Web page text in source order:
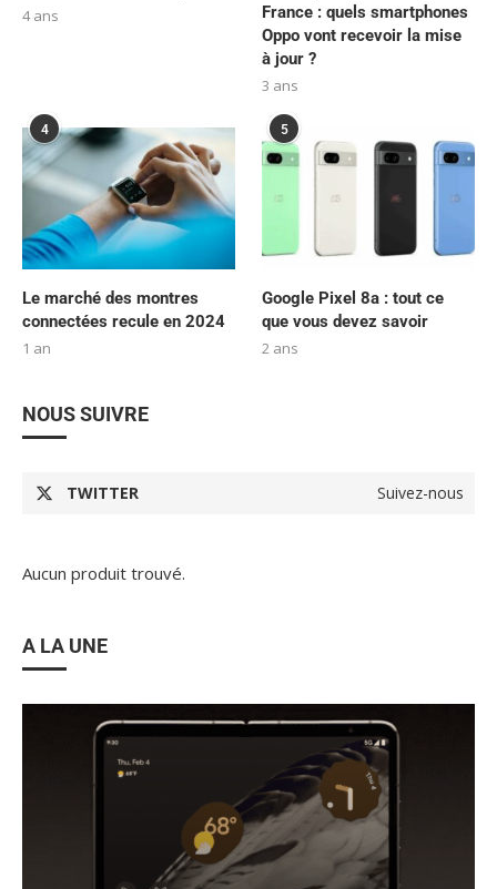
4 ans
France : quels smartphones
Oppo vont recevoir la mise
à jour ?
3 ans
4
Le marché des montres
connectées recule en 2024
1 an
5
Google Pixel 8a : tout ce
que vous devez savoir
2 ans
NOUS SUIVRE
TWITTER Suivez-nous
Aucun produit trouvé.
A LA UNE